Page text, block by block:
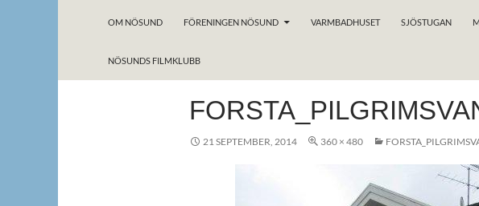
OM NÖSUND FÖRENINGEN NÖSUND VARMBADHUSET SJÖSTUGAN
NÖSUNDS FILMKLUBB
21 SEPTEMBER, 2014 360 × 480